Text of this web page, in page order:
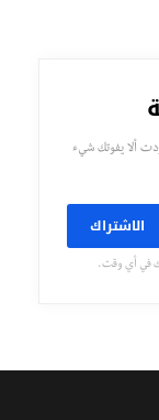
ألا يفوتك شيء
الاشتراك
في أي وقت.